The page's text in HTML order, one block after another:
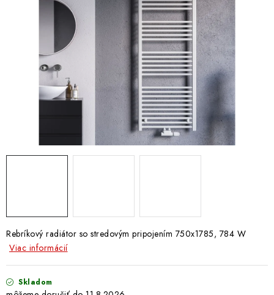
PREČO SA OPLATÍ KUPOVAŤ RADIÁTORY KORADO
CEZ TERMOOBCHOD.SK
Hodnotenie obchodu Blog Kontakty
Napíšte nám
Doprava a Platba
Rebríkový radiátor so stredovým pripojením 750x1785, 784 W
Viac informácií
Skladom